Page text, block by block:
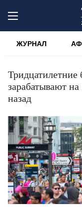
ЖУРНАЛ
Тридцатилетние
зарабатывают
назад